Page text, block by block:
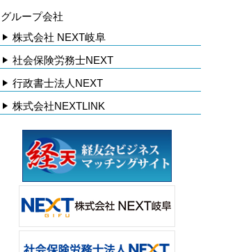
グループ会社
株式会社 NEXT岐阜
社会保険労務士NEXT
行政書士法人NEXT
株式会社NEXTLINK